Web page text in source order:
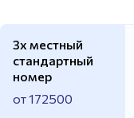
3х местный
стандартный
номер
от 172500